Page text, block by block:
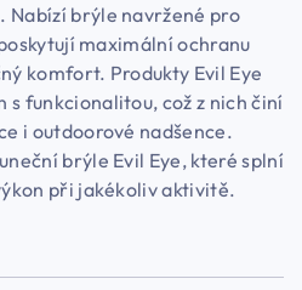
Nabízí brýle navržené pro
maximální ochranu
komfort. Produkty Evil Eye
funkcionalitou, což z nich činí
i outdoorové nadšence.
brýle Evil Eye, které splní
při jakékoliv aktivitě.